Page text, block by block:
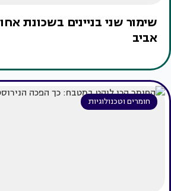
שימור שני בניינים בשכונת
אביב
חומרים וטכנולוגיות